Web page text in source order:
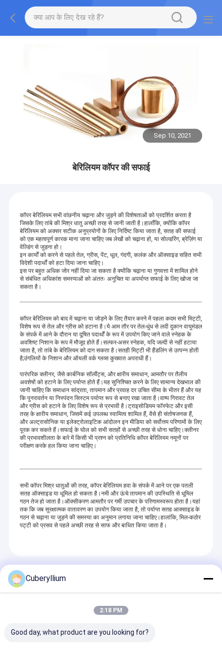
Sep 10, 2021
बेरिलियम कॉपर की सफाई
कॉपर बेरिलियम सभी वांछनीय चढ़ाना और जुड़ने की विशेषताओं को प्रदर्शित करता है
जिसके लिए तांबे की मिश्र धातु अच्छी तरह से जानी जाती है।हालाँकि, क्योंकि कॉपर
बेरिलियम को अक्सर सटीक अनुप्रयोगों के लिए निर्दिष्ट किया जाता है, सतह की सफाई
को एक महत्वपूर्ण कारक माना जाना चाहिए जब लेखों को चढ़ाना हो, या सोल्डरिंग, ब्रेज़िंग या
वेल्डिंग से जुड़ना हो।
इन कार्यों को करने से पहले तेल, ग्रीस, पेंट, धूल, गंदगी, कलंक और ऑक्साइड सहित सभी
विदेशी पदार्थों को हटा दिया जाना चाहिए।
इस पर बहुत अधिक जोर नहीं दिया जा सकता है क्योंकि चढ़ाना या गुणवत्ता में शामिल होने
से संबंधित अधिकांश समस्याओं को अंततः अनुचित या अपर्याप्त सफाई के लिए खोजा जा
सकता है।
कॉपर बेरिलियम को बाद में चढ़ाना या जोड़ने के लिए तैयार करने में पहला कदम सभी मिट्टी,
विशेष रूप से तेल और ग्रीस को हटाना है।ये आम तौर पर तेल-धुंध से लदी दुकान वायुमंडल
के संपर्क में आने के दौरान या दूषित पदार्थों के रूप में उपयोग किए जाने वाले स्नेहक के
अवशिष्ट निशान के रूप में मौजूद होते हैं।सल्फर-असर स्नेहक, यदि जल्दी से नहीं हटाया
जाता है, तो तांबे के बेरिलियम को दाग सकता है।सतही मिट्टी भी हैंडलिंग से उत्पन्न होती
है;उंगलियों के निशान और ऑयली वर्क ग्लव्स कुख्यात अपराधी हैं।
पारंपरिक क्लीनर, जैसे कार्बनिक सॉल्वैंट्स, और क्षारीय समाधान, आमतौर पर तैलीय
अवशेषों को हटाने के लिए पर्याप्त होते हैं।यह सुनिश्चित करने के लिए सामान्य देखभाल की
जानी चाहिए कि समाधान सांद्रता, तापमान और प्रवाह दर उचित सीमा के भीतर हैं और यह
कि पुनरावर्तन या निस्पंदन सिस्टम पर्याप्त रूप से बनाए रखा जाता है।वाष्प गिरावट तेल
और ग्रीस को हटाने के लिए विशेष रूप से प्रभावी है।ट्राइसोडियम फॉस्फेट और इसी
तरह के क्षारीय समाधान, जिसमें कई उपलब्ध स्वामित्व शामिल हैं, वैसे ही संतोषजनक हैं,
और अल्ट्रासोनिक या इलेक्ट्रोलाइटिक आंदोलन इन मीडिया को सर्वोत्तम परिणामों के लिए
पूरक कर सकते हैं।सफाई के घोल को सभी सतहों से अच्छी तरह से धोना चाहिए।क्लीनर
की प्रभावशीलता के बारे में किसी भी प्रश्न को प्रतिनिधि कॉपर बेरिलियम नमूनों पर
परीक्षण करके हल किया जाना चाहिए।
सभी कॉपर मिश्र धातुओं की तरह, कॉपर बेरिलियम हवा के संपर्क में आने पर एक पतली
सतह ऑक्साइड या धूमिल हो सकता है।नमी और ऊंचे तापमान की उपस्थिति से धूमिल
गठन तेज हो जाता है।ऑक्सीकरण आमतौर पर गर्मी उपचार के परिणामस्वरूप होता है।यहां
तक ​​​​कि जब सुरक्षात्मक वातावरण का उपयोग किया जाता है, तो पर्याप्त सतह आक्साइड के
गठन से चढ़ाना या जुड़ने की समस्या का अनुमान लगाया जाना चाहिए।हालांकि, मिल-कठोर
पट्टी को प्रसव से पहले अच्छी तरह से साफ और बाधित किया जाता है।
Recommended Products
Cuberyllium
2:18 PM
Good day, what product are you looking for?